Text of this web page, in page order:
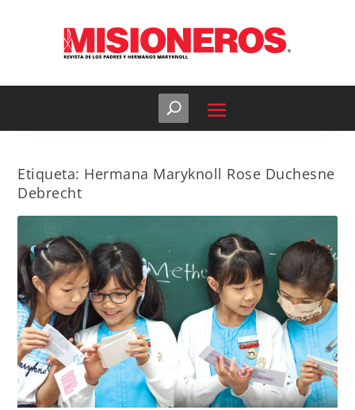
Etiqueta: Hermana Maryknoll Rose Duchesne
Debrecht